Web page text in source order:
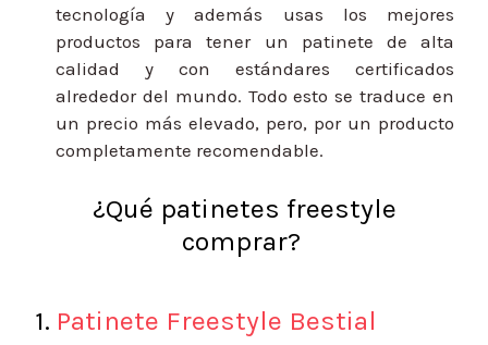
tecnología y además usas los mejores
productos para tener un patinete de alta
calidad y con estándares certificados
alrededor del mundo. Todo esto se traduce en
un precio más elevado, pero, por un producto
completamente recomendable.
¿Qué patinetes freestyle
comprar?
1. Patinete Freestyle Bestial